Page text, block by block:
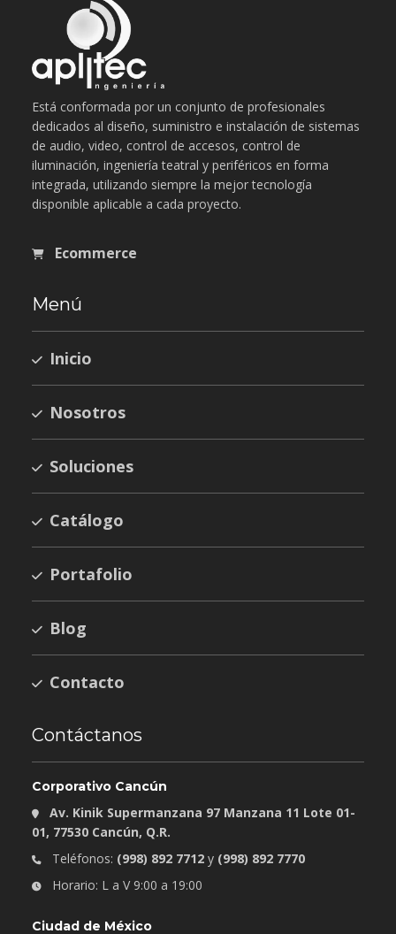
Está conformada por un conjunto de profesionales
dedicados al diseño, suministro e instalación de sistemas
de audio, video, control de accesos, control de
iluminación, ingeniería teatral y periféricos en forma
integrada, utilizando siempre la mejor tecnología
disponible aplicable a cada proyecto.
Ecommerce
Menú
Inicio
Nosotros
Soluciones
Catálogo
Portafolio
Blog
Contacto
Contáctanos
Corporativo Cancún
Av. Kinik Supermanzana 97 Manzana 11 Lote 01-
01, 77530 Cancún, Q.R.
Teléfonos: (998) 892 7712 y (998) 892 7770
Horario: L a V 9:00 a 19:00
Ciudad de México